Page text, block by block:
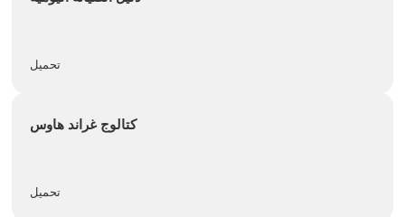
تحميل
كتالوج غراند هاوس
تحميل